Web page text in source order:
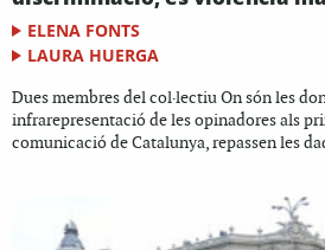
ELENA FONTS
LAURA HUERGA
Dues membres del col·lectiu On són les
infrarepresentació de les opinadores als
comunicació de Catalunya, repassen les